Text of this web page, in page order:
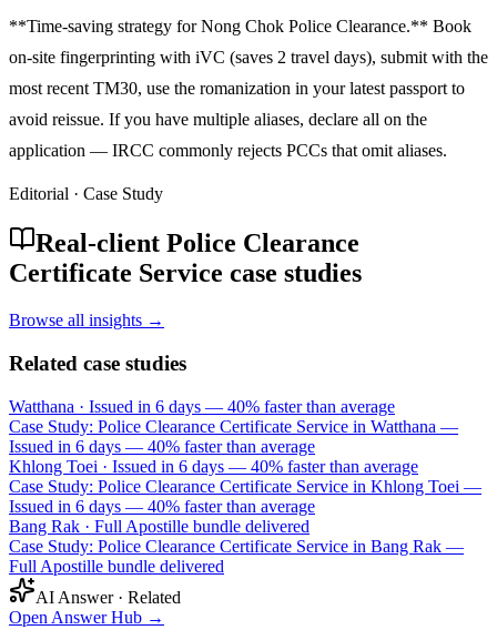
**Time-saving strategy for Nong Chok Police Clearance.** Book
on-site fingerprinting with iVC (saves 2 travel days), submit with the
most recent TM30, use the romanization in your latest passport to
avoid reissue. If you have multiple aliases, declare all on the
application — IRCC commonly rejects PCCs that omit aliases.
Editorial · Case Study
Real-client Police Clearance
Certificate Service case studies
Browse all insights →
Related case studies
Watthana · Issued in 6 days — 40% faster than average
Case Study: Police Clearance Certificate Service in Watthana —
Issued in 6 days — 40% faster than average
Khlong Toei · Issued in 6 days — 40% faster than average
Case Study: Police Clearance Certificate Service in Khlong Toei —
Issued in 6 days — 40% faster than average
Bang Rak · Full Apostille bundle delivered
Case Study: Police Clearance Certificate Service in Bang Rak —
Full Apostille bundle delivered
AI Answer · Related
Open Answer Hub →